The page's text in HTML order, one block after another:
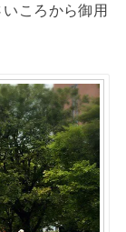
ころから御用